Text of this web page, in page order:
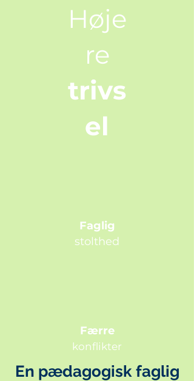
Høje
re
trivs
el
Faglig
stolthed
Færre
konflikter
En pædagogisk faglig